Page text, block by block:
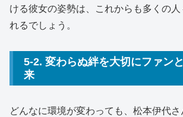
ける彼女の姿勢は、これからも多くの人
れるでしょう。
5-2. 変わらぬ絆を大切にファン
来
どんなに環境が変わっても、松本伊代